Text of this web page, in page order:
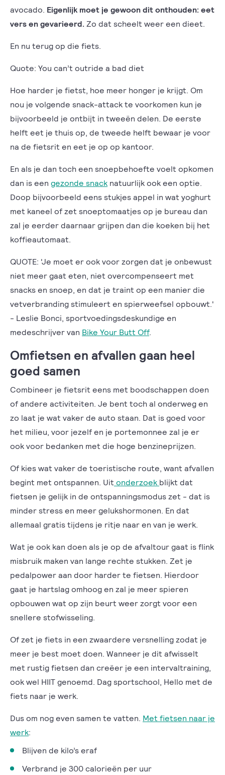
avocado. Eigenlijk moet je gewoon dit onthouden: eet
vers en gevarieerd. Zo dat scheelt weer een dieet.
En nu terug op die fiets.
Quote: You can’t outride a bad diet
Hoe harder je fietst, hoe meer honger je krijgt. Om
nou je volgende snack-attack te voorkomen kun je
bijvoorbeeld je ontbijt in tweeën delen. De eerste
helft eet je thuis op, de tweede helft bewaar je voor
na de fietsrit en eet je op op kantoor.
En als je dan toch een snoepbehoefte voelt opkomen
dan is een gezonde snack natuurlijk ook een optie.
Doop bijvoorbeeld eens stukjes appel in wat yoghurt
met kaneel of zet snoeptomaatjes op je bureau dan
zal je eerder daarnaar grijpen dan die koeken bij het
koffieautomaat.
QUOTE: 'Je moet er ook voor zorgen dat je onbewust
niet meer gaat eten, niet overcompenseert met
snacks en snoep, en dat je traint op een manier die
vetverbranding stimuleert en spierweefsel opbouwt.'
- Leslie Bonci, sportvoedingsdeskundige en
medeschrijver van Bike Your Butt Off.
Omfietsen en afvallen gaan heel
goed samen
Combineer je fietsrit eens met boodschappen doen
of andere activiteiten. Je bent toch al onderweg en
zo laat je wat vaker de auto staan. Dat is goed voor
het milieu, voor jezelf en je portemonnee zal je er
ook voor bedanken met die hoge benzineprijzen.
Of kies wat vaker de toeristische route, want afvallen
begint met ontspannen. Uit onderzoek blijkt dat
fietsen je gelijk in de ontspanningsmodus zet - dat is
minder stress en meer gelukshormonen. En dat
allemaal gratis tijdens je ritje naar en van je werk.
Wat je ook kan doen als je op de afvaltour gaat is flink
misbruik maken van lange rechte stukken. Zet je
pedalpower aan door harder te fietsen. Hierdoor
gaat je hartslag omhoog en zal je meer spieren
opbouwen wat op zijn beurt weer zorgt voor een
snellere stofwisseling.
Of zet je fiets in een zwaardere versnelling zodat je
meer je best moet doen. Wanneer je dit afwisselt
met rustig fietsen dan creëer je een intervaltraining,
ook wel HIIT genoemd. Dag sportschool, Hello met de
fiets naar je werk.
Dus om nog even samen te vatten. Met fietsen naar je
werk:
Blijven de kilo’s eraf
Verbrand je 300 calorieën per uur